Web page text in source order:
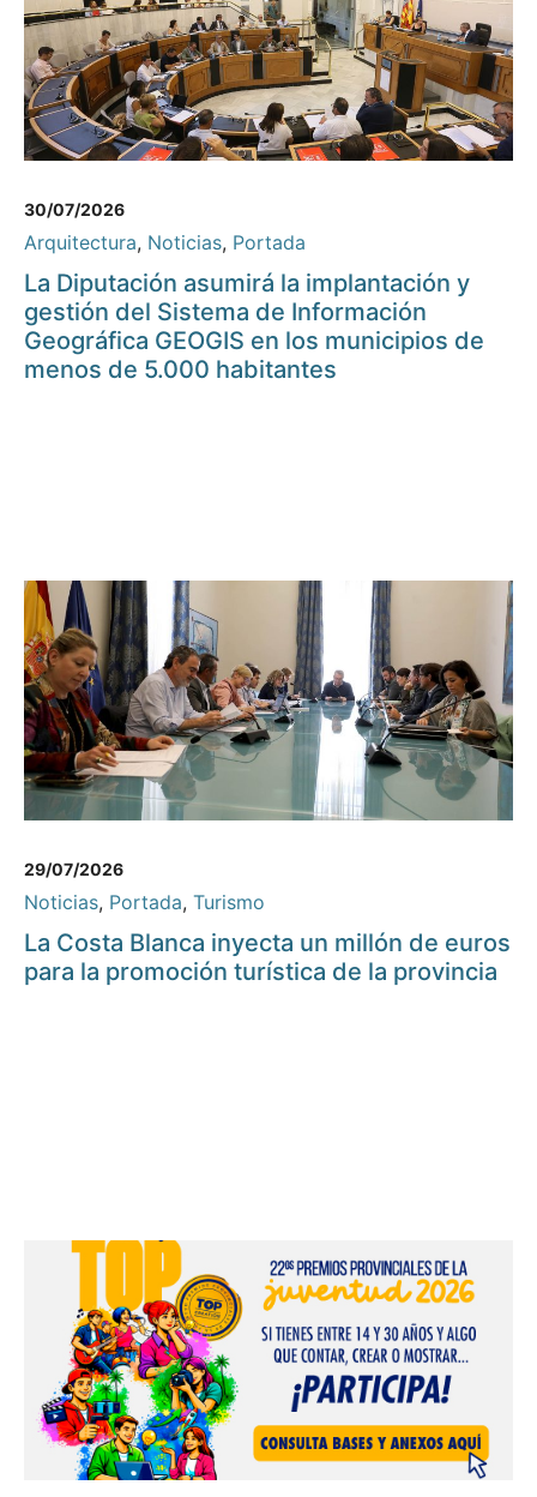
30/07/2026
Arquitectura, Noticias, Portada
La Diputación asumirá la implantación y
gestión del Sistema de Información
Geográfica GEOGIS en los municipios de
menos de 5.000 habitantes
29/07/2026
Noticias, Portada, Turismo
La Costa Blanca inyecta un millón de euros
para la promoción turística de la provincia